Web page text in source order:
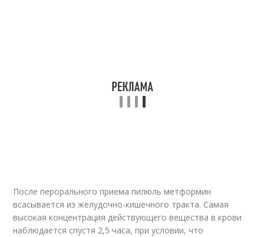
После перорального приема пилюль метформин
всасывается из желудочно-кишечного тракта. Самая
высокая концентрация действующего вещества в крови
наблюдается спустя 2,5 часа, при условии, что